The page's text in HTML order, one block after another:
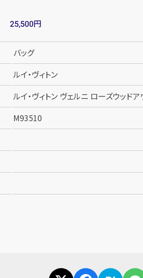
25,500円
バッグ
ルイ・ヴィトン
ルイ・ヴィトン ヴェルニ ローズウッド
M93510